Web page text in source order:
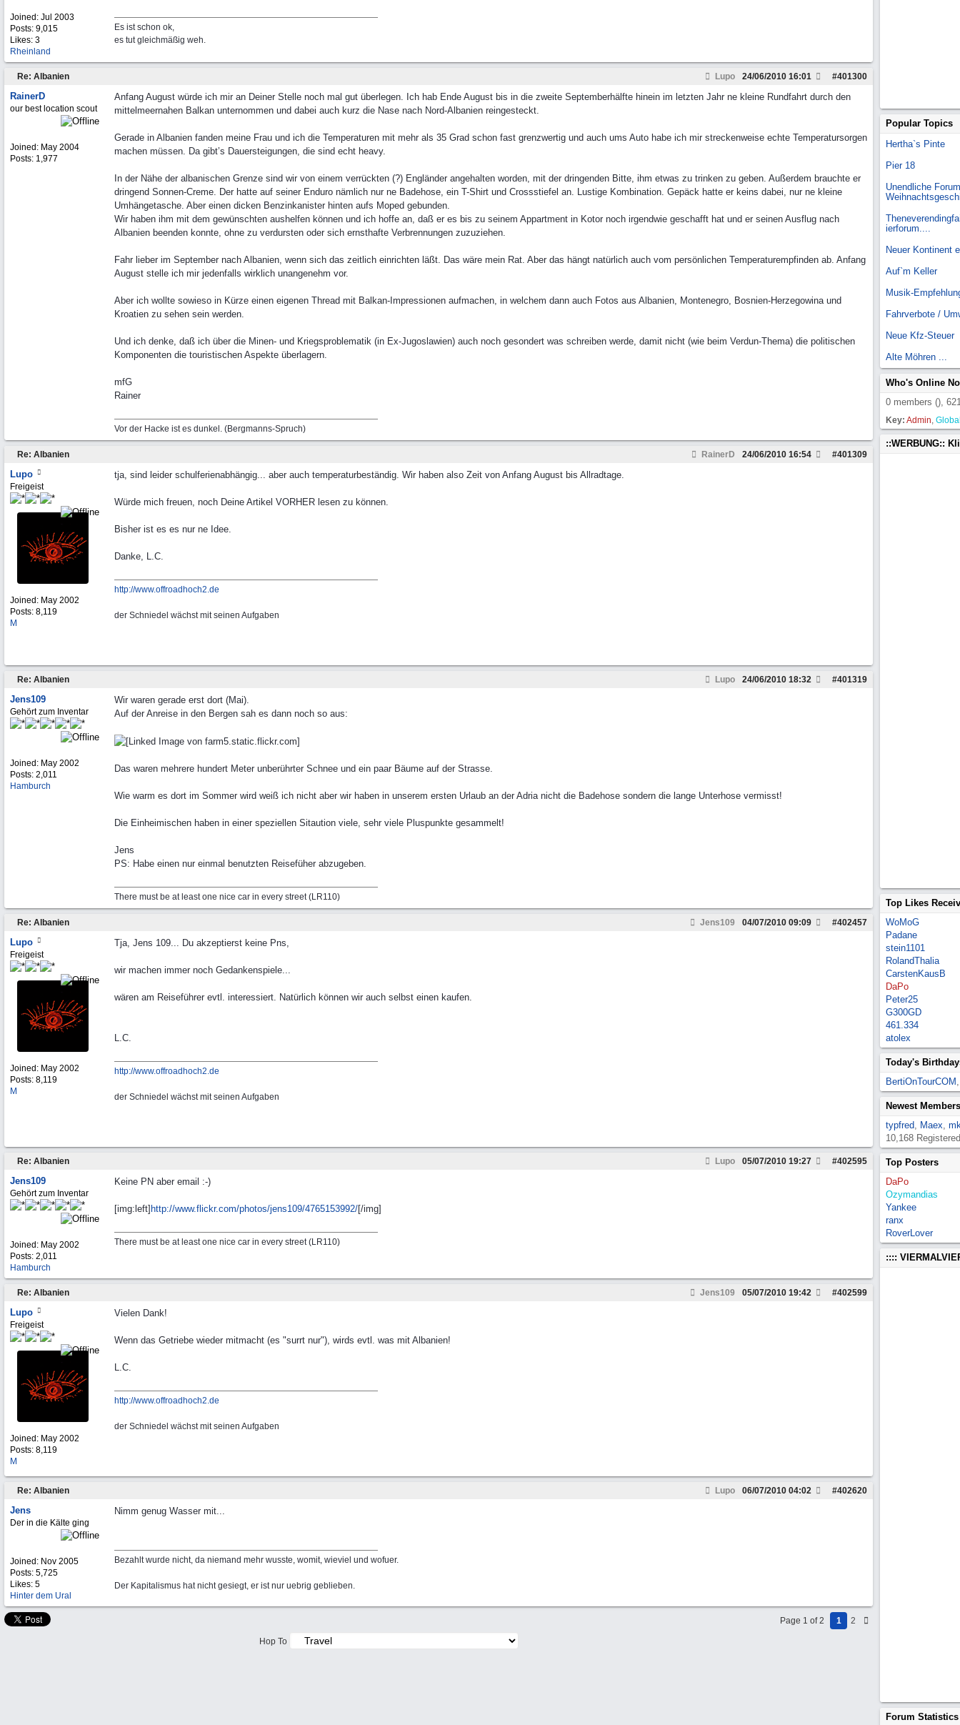
Joined: Jul 2003
Posts: 9,015
Likes: 3
Rheinland
Es ist schon ok,
es tut gleichmäßig weh.
Re: Albanien Lupo #401300
24/06/2010 16:01
RainerD
our best location scout
Joined: May 2004
Posts: 1,977
Anfang August würde ich mir an Deiner Stelle noch mal gut überlegen. Ich hab Ende August bis in die zweite Septemberhälfte hinein im letzten Jahr ne kleine Rundfahrt durch den
mittelmeernahen Balkan unternommen und dabei auch kurz die Nase nach Nord-Albanien reingesteckt.
Gerade in Albanien fanden meine Frau und ich die Temperaturen mit mehr als 35 Grad schon fast grenzwertig und auch ums Auto habe ich mir streckenweise echte Temperatursorgen
machen müssen. Da gibt’s Dauersteigungen, die sind echt heavy.
In der Nähe der albanischen Grenze sind wir von einem verrückten (?) Engländer angehalten worden, mit der dringenden Bitte, ihm etwas zu trinken zu geben. Außerdem brauchte er
dringend Sonnen-Creme. Der hatte auf seiner Enduro nämlich nur ne Badehose, ein T-Shirt und Crossstiefel an. Lustige Kombination. Gepäck hatte er keins dabei, nur ne kleine
Umhängetasche. Aber einen dicken Benzinkanister hinten aufs Moped gebunden.
Wir haben ihm mit dem gewünschten aushelfen können und ich hoffe an, daß er es bis zu seinem Appartment in Kotor noch irgendwie geschafft hat und er seinen Ausflug nach
Albanien beenden konnte, ohne zu verdursten oder sich ernsthafte Verbrennungen zuzuziehen.
Fahr lieber im September nach Albanien, wenn sich das zeitlich einrichten läßt. Das wäre mein Rat. Aber das hängt natürlich auch vom persönlichen Temperaturempfinden ab. Anfang
August stelle ich mir jedenfalls wirklich unangenehm vor.
Aber ich wollte sowieso in Kürze einen eigenen Thread mit Balkan-Impressionen aufmachen, in welchem dann auch Fotos aus Albanien, Montenegro, Bosnien-Herzegowina und
Kroatien zu sehen sein werden.
Und ich denke, daß ich über die Minen- und Kriegsproblematik (in Ex-Jugoslawien) auch noch gesondert was schreiben werde, damit nicht (wie beim Verdun-Thema) die politischen
Komponenten die touristischen Aspekte überlagern.
mfG
Rainer
Vor der Hacke ist es dunkel. (Bergmanns-Spruch)
Re: Albanien RainerD #401309
24/06/2010 16:54
Lupo
Freigeist
Joined: May 2002
Posts: 8,119
M
tja, sind leider schulferienabhängig... aber auch temperaturbeständig. Wir haben also Zeit von Anfang August bis Allradtage.
Würde mich freuen, noch Deine Artikel VORHER lesen zu können.
Bisher ist es es nur ne Idee.
Danke, L.C.
http://www.offroadhoch2.de
der Schniedel wächst mit seinen Aufgaben
Re: Albanien Lupo #401319
24/06/2010 18:32
Jens109
Gehört zum Inventar
Joined: May 2002
Posts: 2,011
Hamburch
Wir waren gerade erst dort (Mai).
Auf der Anreise in den Bergen sah es dann noch so aus:
Das waren mehrere hundert Meter unberührter Schnee und ein paar Bäume auf der Strasse.
Wie warm es dort im Sommer wird weiß ich nicht aber wir haben in unserem ersten Urlaub an der Adria nicht die Badehose sondern die lange Unterhose vermisst!
Die Einheimischen haben in einer speziellen Sitaution viele, sehr viele Pluspunkte gesammelt!
Jens
PS: Habe einen nur einmal benutzten Reisefüher abzugeben.
There must be at least one nice car in every street (LR110)
Re: Albanien Jens109 #402457
04/07/2010 09:09
Lupo
Freigeist
Joined: May 2002
Posts: 8,119
M
Tja, Jens 109... Du akzeptierst keine Pns,
wir machen immer noch Gedankenspiele...
wären am Reiseführer evtl. interessiert. Natürlich können wir auch selbst einen kaufen.
L.C.
http://www.offroadhoch2.de
der Schniedel wächst mit seinen Aufgaben
Re: Albanien Lupo #402595
05/07/2010 19:27
Jens109
Gehört zum Inventar
Joined: May 2002
Posts: 2,011
Hamburch
Keine PN aber email :-)
[img:left] http://www.flickr.com/photos/jens109/4765153992/[/img]
There must be at least one nice car in every street (LR110)
Re: Albanien Jens109 #402599
05/07/2010 19:42
Lupo
Freigeist
Joined: May 2002
Posts: 8,119
M
Vielen Dank!
Wenn das Getriebe wieder mitmacht (es "surrt nur"), wirds evtl. was mit Albanien!
L.C.
http://www.offroadhoch2.de
der Schniedel wächst mit seinen Aufgaben
Re: Albanien Lupo #402620
06/07/2010 04:02
Jens
Der in die Kälte ging
Joined: Nov 2005
Posts: 5,725
Likes: 5
Hinter dem Ural
Nimm genug Wasser mit...
Bezahlt wurde nicht, da niemand mehr wusste, womit, wieviel und wofuer.
Der Kapitalismus hat nicht gesiegt, er ist nur uebrig geblieben.
Page 1 of 2 1 2
Hop To
Popular Topics
Hertha`s Pinte
Pier 18
Unendliche
ierforum....
Neuer Kontinent
Auf`m Keller
Musik-
Fahrverbote /
Neue Kfz-Steuer
Alte Möhren ...
Who's Online
0 members (),
Key: Admin,
::WERBUNG::
Top Likes
WoMoG
Padane
stein1101
RolandThalia
CarstenKausB
DaPo
Peter25
G300GD
461.334
atolex
Today's
BertiOnTourCOM
Newest Members
typfred, Maex,
10,168
Top Posters
DaPo
Ozymandias
Yankee
ranx
RoverLover
::::
Forum Statistics